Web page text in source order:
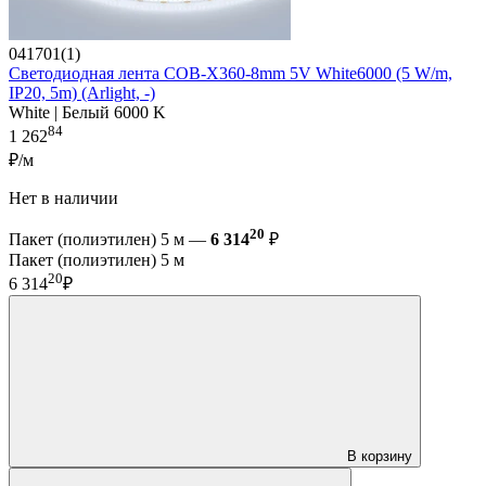
041701(1)
Светодиодная лента COB-X360-8mm 5V White6000 (5 W/m,
IP20, 5m) (Arlight, -)
White | Белый 6000 K
1 26284
₽/м
Нет в наличии
Пакет (полиэтилен) 5 м — 6 31420 ₽
Пакет (полиэтилен) 5 м
6 31420₽
В корзину